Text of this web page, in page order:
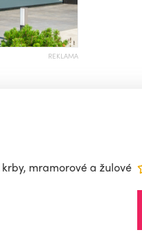
REKLAMA
mramorové a žulové